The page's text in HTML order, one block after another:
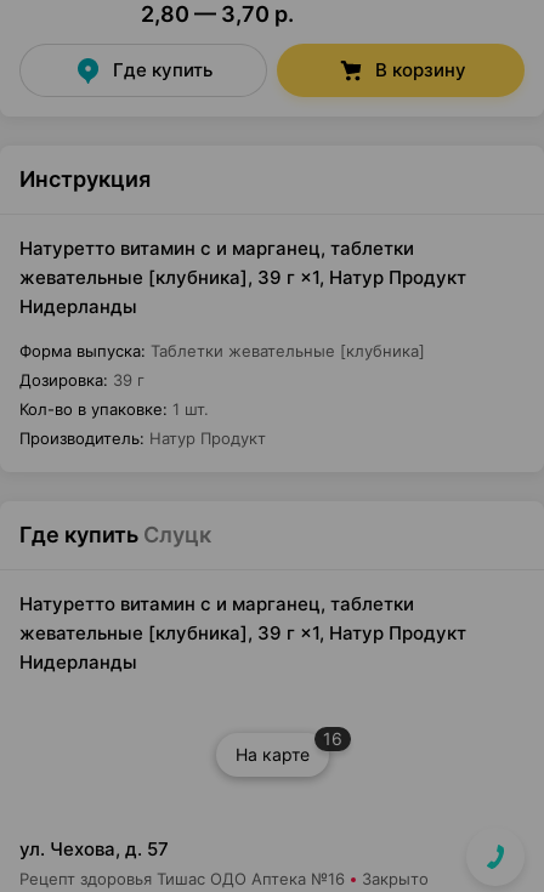
2,80 — 3,70 р.
Где купить В корзину
Инструкция
Натуретто витамин c и марганец, таблетки
жевательные [клубника], 39 г ×1, Натур Продукт
Нидерланды
Форма выпуска: Таблетки жевательные [клубника]
Дозировка: 39 г
Кол-во в упаковке: 1 шт.
Производитель: Натур Продукт
Где купить Слуцк
Натуретто витамин c и марганец, таблетки
жевательные [клубника], 39 г ×1, Натур Продукт
Нидерланды
На карте
16
ул. Чехова, д. 57
Рецепт здоровья Тишас ОДО Аптека №16 Закрыто